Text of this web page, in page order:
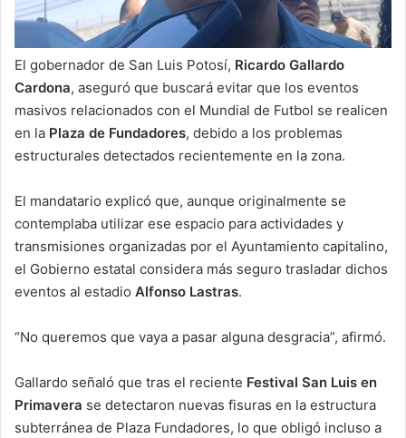
El gobernador de San Luis Potosí, Ricardo Gallardo
Cardona, aseguró que buscará evitar que los eventos
masivos relacionados con el Mundial de Futbol se realicen
en la Plaza de Fundadores, debido a los problemas
estructurales detectados recientemente en la zona.
El mandatario explicó que, aunque originalmente se
contemplaba utilizar ese espacio para actividades y
transmisiones organizadas por el Ayuntamiento capitalino,
el Gobierno estatal considera más seguro trasladar dichos
eventos al estadio Alfonso Lastras.
“No queremos que vaya a pasar alguna desgracia”, afirmó.
Gallardo señaló que tras el reciente Festival San Luis en
Primavera se detectaron nuevas fisuras en la estructura
subterránea de Plaza Fundadores, lo que obligó incluso a